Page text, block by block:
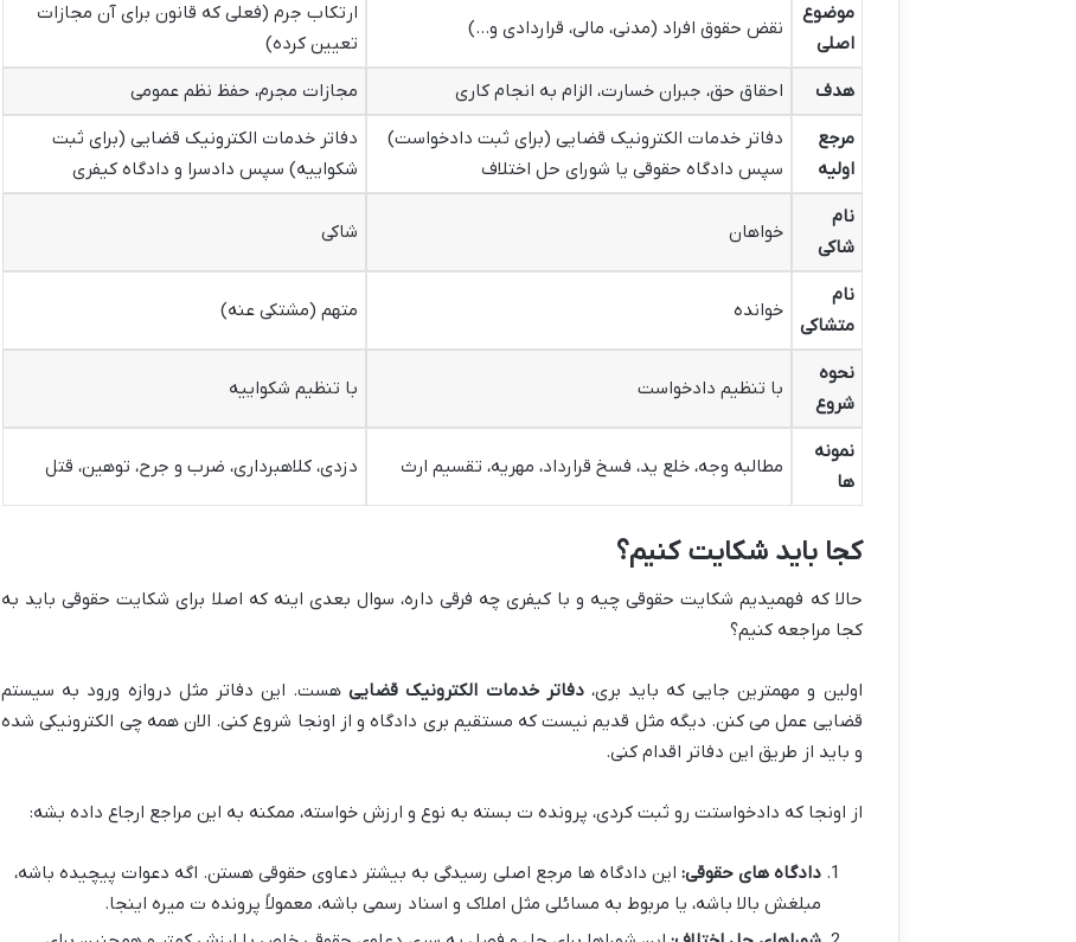
موضوع
اصلی
نقض حقوق افراد (مدنی، مالی، قراردادی و…)
ارتکاب جرم (فعلی که قانون برای آن مجازات
تعیین کرده)
هدف
احقاق حق، جبران خسارت، الزام به انجام کاری
مجازات مجرم، حفظ نظم عمومی
مرجع
اولیه
دفاتر خدمات الکترونیک قضایی (برای ثبت دادخواست)
سپس دادگاه حقوقی یا شورای حل اختلاف
دفاتر خدمات الکترونیک قضایی (برای ثبت
شکواییه) سپس دادسرا و دادگاه کیفری
نام
شاکی
خواهان شاکی
نام
متشاکی
خوانده متهم (مشتکی عنه)
نحوه
شروع
با تنظیم دادخواست با تنظیم شکواییه
نمونه
ها
مطالبه وجه، خلع ید، فسخ قرارداد، مهریه، تقسیم ارث دزدی، کلاهبرداری، ضرب و جرح، توهین، قتل
کجا باید شکایت کنیم؟
حالا که فهمیدیم شکایت حقوقی چیه و با کیفری چه فرقی داره، سوال بعدی اینه که اصلا برای شکایت حقوقی باید به
کجا مراجعه کنیم؟
اولین و مهمترین جایی که باید بری،دفاتر خدمات الکترونیک قضاییهست. این دفاتر مثل دروازه ورود به سیستم
قضایی عمل می کنن. دیگه مثل قدیم نیست که مستقیم بری دادگاه و از اونجا شروع کنی. الان همه چی الکترونیکی شده
و باید از طریق این دفاتر اقدام کنی.
از اونجا که دادخواستت رو ثبت کردی، پرونده ت بسته به نوع و ارزش خواسته، ممکنه به این مراجع ارجاع داده بشه:
دادگاه های حقوقی: این دادگاه ها مرجع اصلی رسیدگی به بیشتر دعاوی حقوقی هستن. اگه دعوات پیچیده باشه،
مبلغش بالا باشه، یا مربوط به مسائلی مثل املاک و اسناد رسمی باشه، معمولاً پرونده ت میره اینجا.